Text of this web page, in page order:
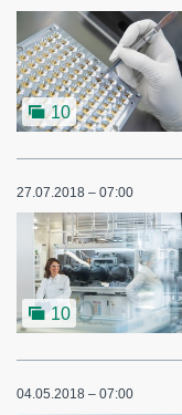
10
27.07.2018 – 07:00
10
04.05.2018 – 07:00